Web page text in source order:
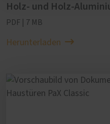
Holz- und Holz-
PDF | 7 MB
Herunterladen